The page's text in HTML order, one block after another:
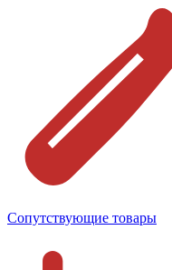
Сопутствующие товары